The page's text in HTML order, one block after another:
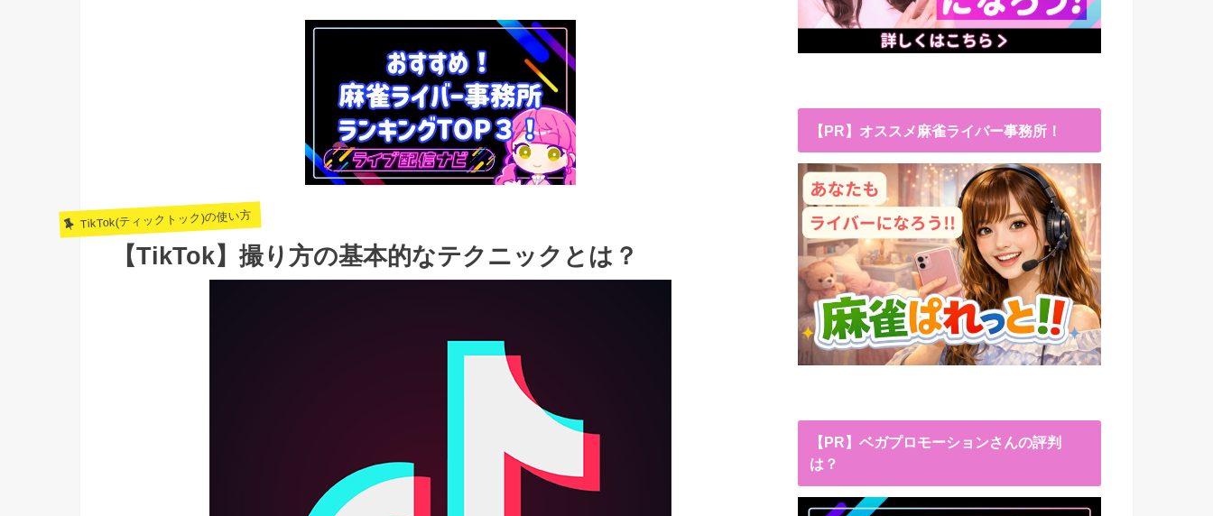
TikTok(ティックトック)の使い方
【TikTok】撮り方の基本的なテクニックとは？
【PR】オススメ麻雀ライバー事務所！
【PR】ベガプロモーションさんの評判
は？